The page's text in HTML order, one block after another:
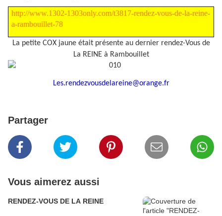
http://www.1302-1303only.com/t3817-rendez-vous-de-la-reine-
a-rambouillet-78
La petite COX jaune était présente au dernier rendez-Vous de
La REINE à Rambouillet
Les.rendezvousdelareine@orange.fr
Partager
Vous aimerez aussi
RENDEZ-VOUS DE LA REINE